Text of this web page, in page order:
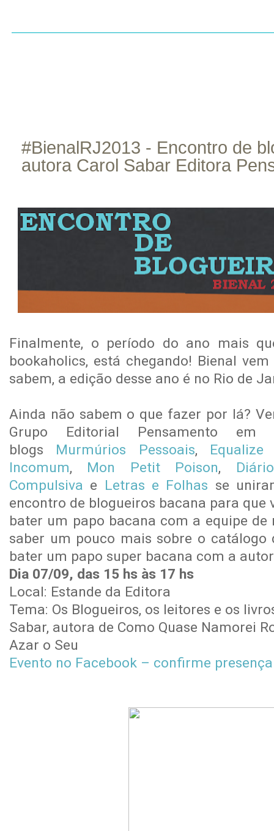
#BienalRJ2013 - Encontro de
autora Carol Sabar Editora
Finalmente, o período do ano mais
bookaholics, está chegando! Bienal
sabem, a edição desse ano é no Rio de
Ainda não sabem o que fazer por lá?
Grupo Editorial Pensamento
blogs Murmúrios Pessoais,
Incomum, Mon Petit Poison,
Compulsiva e Letras e Folhas se
encontro de blogueiros bacana para que
bater um papo bacana com a equipe
saber um pouco mais sobre o
bater um papo super bacana com a
Dia 07/09, das 15 hs às 17 hs
Local: Estande da Editora
Tema: Os Blogueiros, os leitores e os
Sabar, autora de Como Quase Namorei
Azar o Seu
Evento no Facebook – confirme